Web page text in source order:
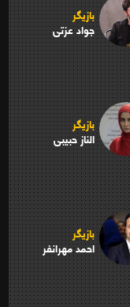
بازیگر
جواد عزتی
بازیگر
الناز حبیبی
بازیگر
احمد مهرانفر